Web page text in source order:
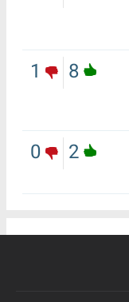
8
1
2
0